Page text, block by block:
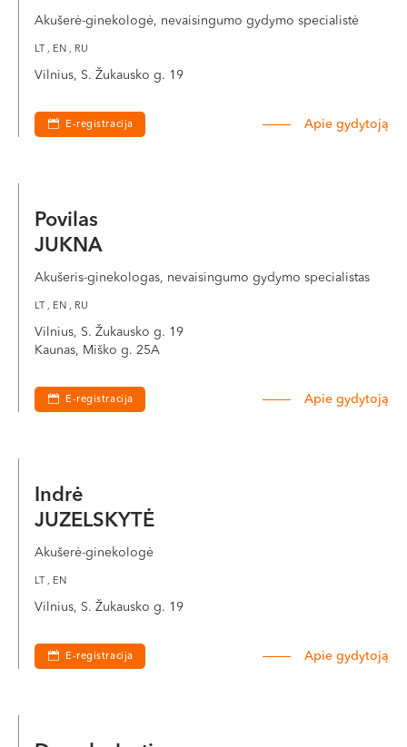
Akušerė-ginekologė, nevaisingumo gydymo specialistė
LT , EN , RU
Vilnius, S. Žukausko g. 19
E-registracija Apie gydytoją
Povilas
JUKNA
Akušeris-ginekologas, nevaisingumo gydymo specialistas
LT , EN , RU
Vilnius, S. Žukausko g. 19
Kaunas, Miško g. 25A
E-registracija Apie gydytoją
Indrė
JUZELSKYTĖ
Akušerė-ginekologė
LT , EN
Vilnius, S. Žukausko g. 19
E-registracija Apie gydytoją